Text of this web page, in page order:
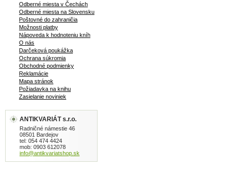
Odberné miesta v Čechách
Odberné miesta na Slovensku
Poštovné do zahraničia
Možnosti platby
Nápoveda k hodnoteniu kníh
O nás
Darčeková poukážka
Ochrana súkromia
Obchodné podmienky
Reklamácie
Mapa stránok
Požiadavka na knihu
Zasielanie noviniek
ANTIKVARIÁT s.r.o.
Radničné námestie 46
08501 Bardejov
tel: 054 474 4424
mob: 0903 612078
info@antikvariatshop.sk